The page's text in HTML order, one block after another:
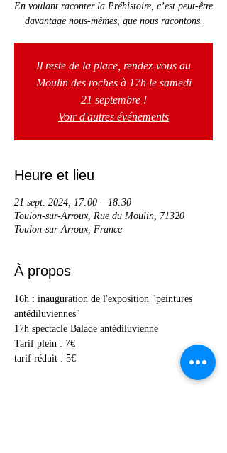
En voulant raconter la Préhistoire, c’est peut-être
davantage nous-mêmes, que nous racontons.
Il reste de la place, rendez-vous au
Moulin des roches à 17h le samedi
21 septembre !
Voir d'autres événements
Heure et lieu
21 sept. 2024, 17:00 – 18:30
Toulon-sur-Arroux, Rue du Moulin, 71320
Toulon-sur-Arroux, France
À propos
16h : inauguration de l'exposition "peintures
antédiluviennes"
17h spectacle Balade antédiluvienne
Tarif plein : 7€
tarif réduit : 5€